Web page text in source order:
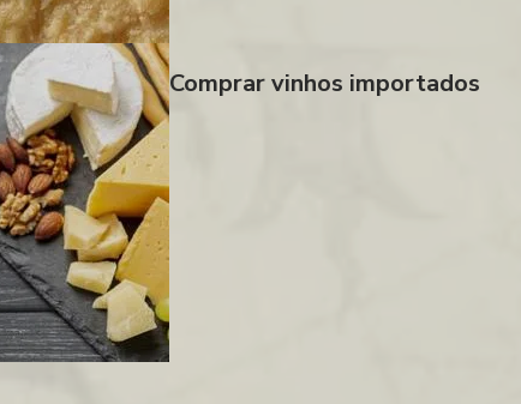
Comprar vinhos importados